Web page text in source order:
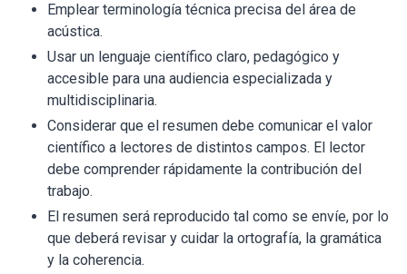
Emplear terminología técnica precisa del área de
acústica.
Usar un lenguaje científico claro, pedagógico y
accesible para una audiencia especializada y
multidisciplinaria.
Considerar que el resumen debe comunicar el valor
científico a lectores de distintos campos. El lector
debe comprender rápidamente la contribución del
trabajo.
El resumen será reproducido tal como se envíe, por lo
que deberá revisar y cuidar la ortografía, la gramática
y la coherencia.